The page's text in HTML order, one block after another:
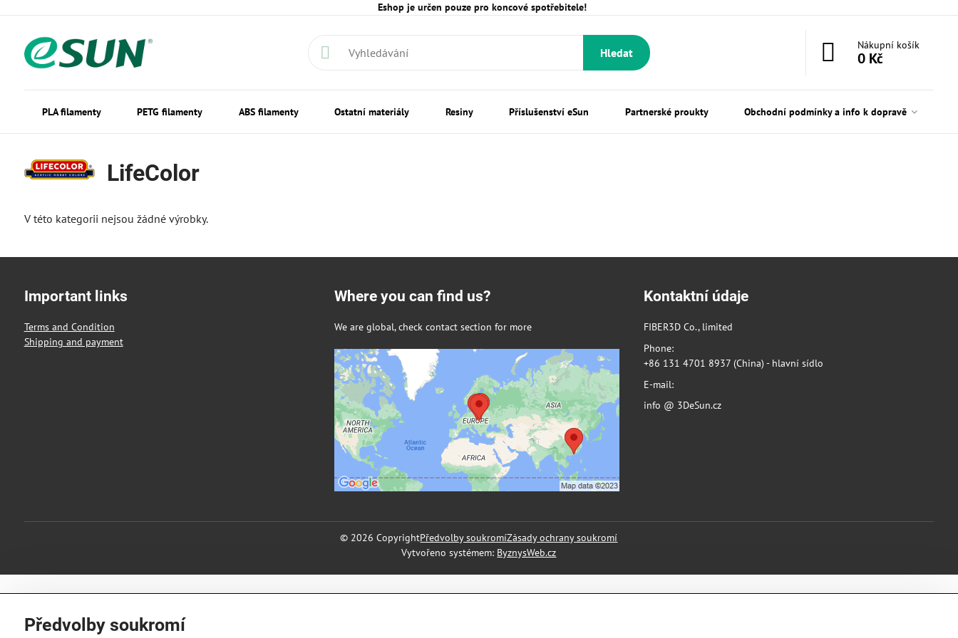
Eshop je určen pouze pro koncové spotřebitele!
Hledat
Nákupní košík
0 Kč
PLA filamenty PETG filamenty ABS filamenty Ostatní materiály Resiny Příslušenství eSun Partnerské proukty Obchodní podmínky a info k dopravě
LifeColor
V této kategorii nejsou žádné výrobky.
Important links
Terms and Condition
Shipping and payment
Where you can find us?
We are global, check contact section for more
Externí obsah je blokován Volbami
soukromí
Přejete si načíst externí obsah?
Povolit a zapamatovat - souhlas s druhem cookie:
Funkční
Kontaktní údaje
FIBER3D Co., limited
Phone:
+86 131 4701 8937 (China) - hlavní sídlo
E-mail:
info @ 3DeSun.cz
© 2026 CopyrightPředvolby soukromíZásady ochrany soukromí
Vytvořeno systémem: ByznysWeb.cz
Předvolby soukromí